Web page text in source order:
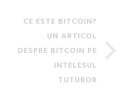
CE ESTE BITCOIN?
UN ARTICOL
DESPRE BITCOIN PE
INTELESUL
TUTUROR